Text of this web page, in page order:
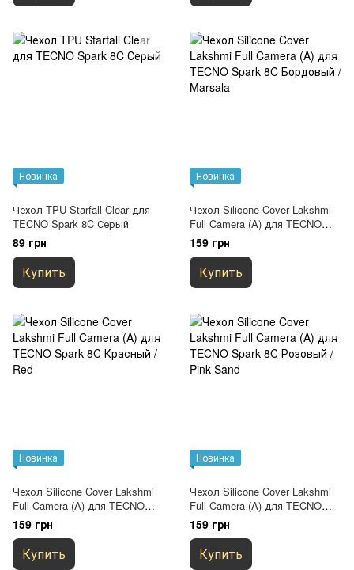
Новинка
Чехол TPU Starfall Clear для
TECNO Spark 8C Серый
89 грн
Купить
Новинка
Чехол Silicone Cover Lakshmi
Full Camera (A) для TECNO
Spark 8C Бордовый / Marsala
159 грн
Купить
Новинка
Чехол Silicone Cover Lakshmi
Full Camera (A) для TECNO
Spark 8C Красный / Red
159 грн
Купить
Новинка
Чехол Silicone Cover Lakshmi
Full Camera (A) для TECNO
Spark 8C Розовый / Pink Sand
159 грн
Купить